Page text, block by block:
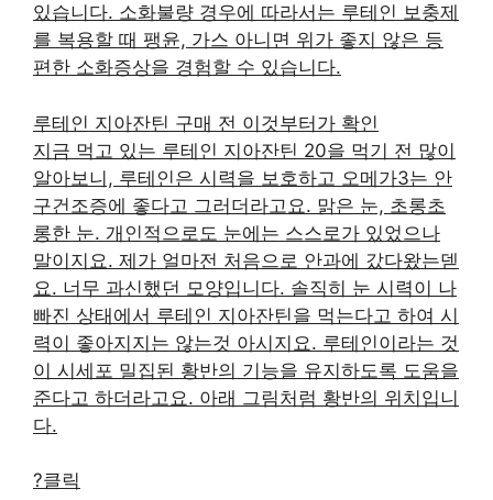
있습니다. 소화불량 경우에 따라서는 루테인 보충제
를 복용할 때 팽윤, 가스 아니면 위가 좋지 않은 등
편한 소화증상을 경험할 수 있습니다.
루테인 지아잔틴 구매 전 이것부터가 확인
지금 먹고 있는 루테인 지아잔틴 20을 먹기 전 많이
알아보니, 루테인은 시력을 보호하고 오메가3는 안
구건조증에 좋다고 그러더라고요. 맑은 눈, 초롱초
롱한 눈. 개인적으로도 눈에는 스스로가 있었으나
말이지요. 제가 얼마전 처음으로 안과에 갔다왔는덷
요. 너무 과신했던 모양입니다. 솔직히 눈 시력이 나
빠진 상태에서 루테인 지아잔틴을 먹는다고 하여 시
력이 좋아지지는 않는것 아시지요. 루테인이라는 것
이 시세포 밀집된 황반의 기능을 유지하도록 도움을
준다고 하더라고요. 아래 그림처럼 황반의 위치입니
다.
?클릭